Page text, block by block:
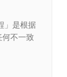
」是根据
不一致